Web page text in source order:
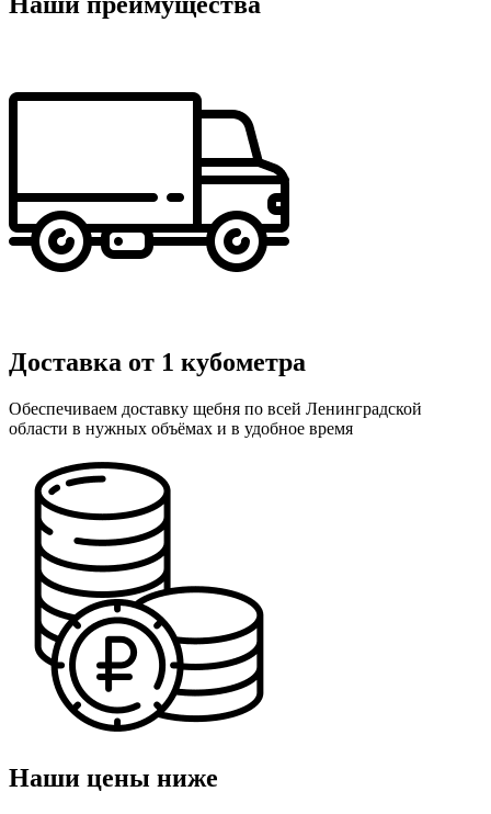
Доставка от 1 кубометра
Обеспечиваем доставку щебня по всей Ленинградской
области в нужных объёмах и в удобное время
Наши цены ниже